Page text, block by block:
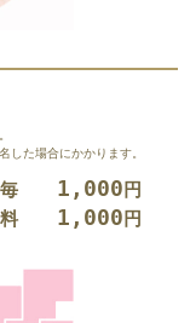
した場合にかかります。
1,000 円
1,000 円